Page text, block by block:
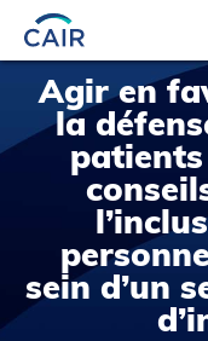
Se connecter
Ressources pour les
FRI Section
RFE Section
IRI section
Ressources pour les
Agir en
la
sein d’un